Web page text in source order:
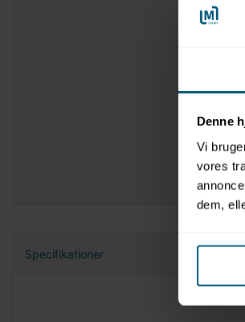
Denne
Vi
vores
dem,
Specifikationer